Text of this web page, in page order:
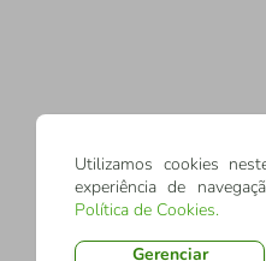
Utilizamos cookies
experiência de
Política de Cookies.
Gerenciar